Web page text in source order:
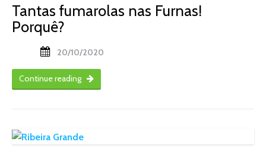
Tantas fumarolas nas Furnas!
Porquê?
20/10/2020
Continue reading